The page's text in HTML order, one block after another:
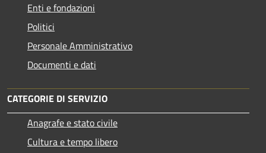
Enti e fondazioni
Politici
Personale Amministrativo
Documenti e dati
CATEGORIE DI SERVIZIO
Anagrafe e stato civile
Cultura e tempo libero